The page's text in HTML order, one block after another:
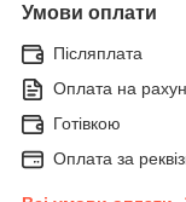
Умови оплати
Післяплата
Оплата на
Готівкою
Оплата за